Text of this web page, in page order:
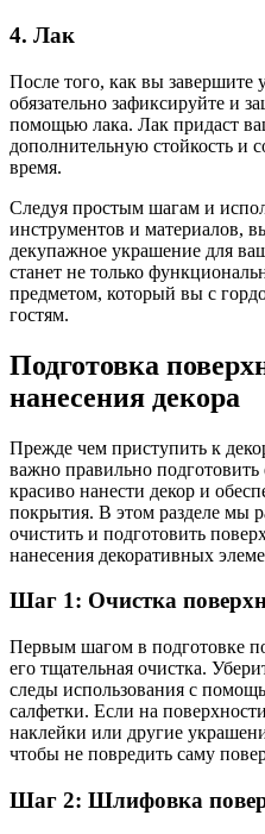
4. Лак
После того, как вы завершите
обязательно зафиксируйте и
помощью лака. Лак придаст
дополнительную стойкость и
время.
Следуя простым шагам и
инструментов и материалов,
декупажное украшение для
станет не только
предметом, который вы с
гостям.
Подготовка
нанесения декора
Прежде чем приступить к
важно правильно
красиво нанести декор и
покрытия. В этом разделе мы
очистить и подготовить
нанесения декоративных
Шаг 1: Очистка
Первым шагом в подготовке
его тщательная очистка.
следы использования с
салфетки. Если на
наклейки или другие
чтобы не повредить саму
Шаг 2: Шлифовка